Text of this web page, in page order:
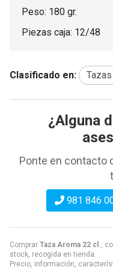
Comprar Taza Aroma 22 cl.,
stock, recogida en tienda.
Precio, información,
Peso: 180 gr.
Piezas caja: 12/48
Clasificado en: Tazas
¿Alguna
Ponte en contacto
981 846